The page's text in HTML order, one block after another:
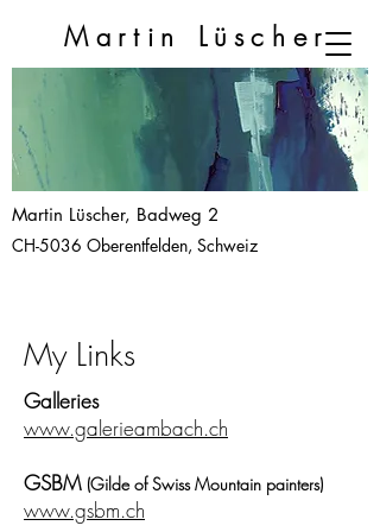
Martin Lüscher
Martin Lüscher, Badweg 2
CH-5036 Oberentfelden, Schweiz
My Links
Galleries
www.galerieambach.ch
GSBM (Gilde of Swiss Mountain painters)
www.gsbm.ch